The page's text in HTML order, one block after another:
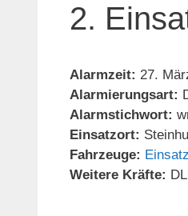
2.
Alarmzeit: 27.
Alarmierungsart:
Alarmstichwort:
Einsatzort:
Fahrzeuge:
Weitere Kräfte: